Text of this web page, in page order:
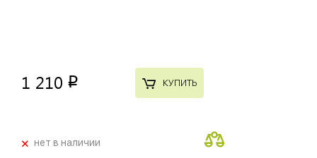
1 210 p КУПИТЬ
+нет в наличии